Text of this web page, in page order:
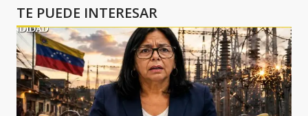
TE PUEDE INTERESAR